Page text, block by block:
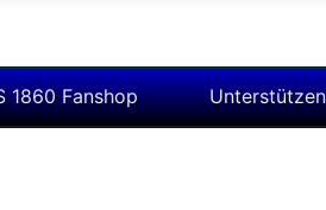
1860 Fanshop Unterstützen